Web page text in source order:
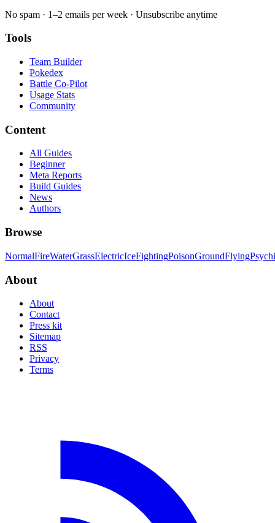
No spam · 1–2 emails per week · Unsubscribe anytime
Tools
Team Builder
Pokedex
Battle Co-Pilot
Usage Stats
Community
Content
All Guides
Beginner
Meta Reports
Build Guides
News
Authors
Browse
NormalFireWaterGrassElectricIceFightingPoisonGroundFlying
About
About
Contact
Press kit
Sitemap
RSS
Privacy
Terms